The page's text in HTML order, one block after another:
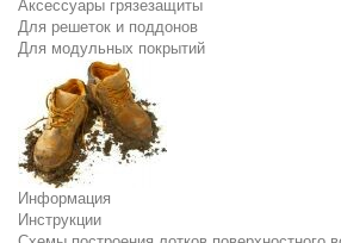
Аксессуары грязезащиты
Для решеток и поддонов
Для модульных покрытий
Информация
Инструкции